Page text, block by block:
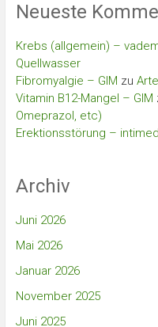
Neueste
Krebs (allgemein) –
Quellwasser
Fibromyalgie – GIM zu
Vitamin B12-Mangel – GIM
Omeprazol, etc)
Erektionsstörung – intimed
Archiv
Juni 2026
Mai 2026
Januar 2026
November 2025
Juni 2025